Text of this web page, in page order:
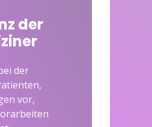
der
der
vor,